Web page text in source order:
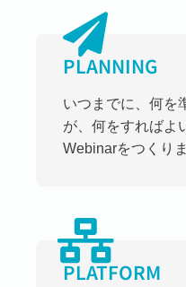
PLANNING
いつまでに、何を
が、何をすればよ
Webinarをつくり
PLATFORM